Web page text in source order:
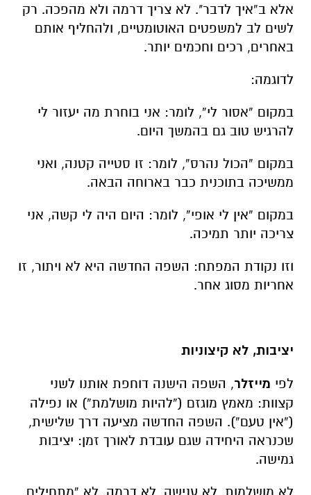
אלא ב“איך לדבר". לא צריך דרמה ולא מהפכה. רק
לשים לב למשפטים האוטומטיים, ולהחליף אותם
באחרים, רכים וחכמים יותר.
לדוגמה:
במקום “אסור לי”, לומר: אני בוחרת מה יעזור לי
להרגיש טוב גם בהמשך היום.
במקום “הכול נהרס”, לומר: זו סטייה קטנה, ואני
ממשיכה בתוכנית כבר בארוחה הבאה.
במקום “אין לי אופי”, לומר: היום היה לי קשה, אני
צריכה יותר תמיכה.
וזו נקודת המפתח: השפה החדשה היא לא ויתור, זו
אחריות מסוג אחר.
יציבות, לא קיצוניות
לפי מייזלר, השפה הישנה דוחפת אותנו לשני
קצוות: מאמץ מוגזם (“להיות מושלמת”) או נפילה
(“אין טעם”). השפה החדשה מציעה דרך שלישית,
שכנראה היחידה שגם עובדת לאורך זמן: יציבות
גמישה.
לא מושלמות, לא ענישה, לא דרמה, לא “מתחילים